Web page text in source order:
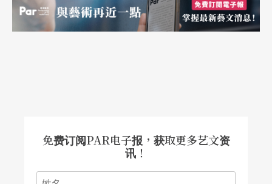
免费订阅PAR电子报，获取更多艺文资
讯！